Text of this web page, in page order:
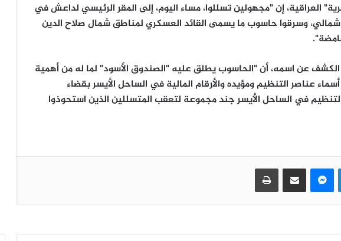
العراقية، إن "مجهولين تسللوا، مساء اليوم، إلى المقر الرئيسي لداعش في
شمالي، وسرقوا حاسوب ما يسمى القائد العسكري لمناطق شمال صلاح الدين
عن اسمه، أن "الحاسوب يطلق عليه "الصندوق الأسود" لما له من أهمية
عناصر التنظيم ومؤيده والأرقام المالية في الساحل الأيسر بقضاء
في الساحل الأيسر جند مجموعة لتعقب المتسللين الذين استحوذوا
لينكدإن مشاركة عبر البريد